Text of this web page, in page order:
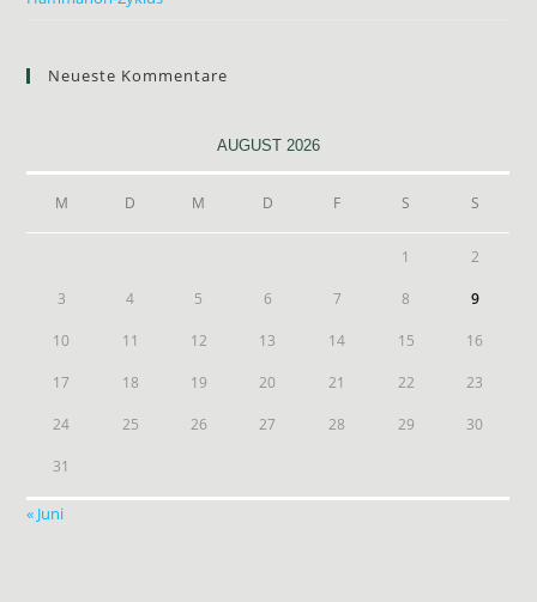
Neueste Kommentare
AUGUST 2026
M D M D F S S
1 2
3 4 5 6 7 8 9
10 11 12 13 14 15 16
17 18 19 20 21 22 23
24 25 26 27 28 29 30
31
« Juni